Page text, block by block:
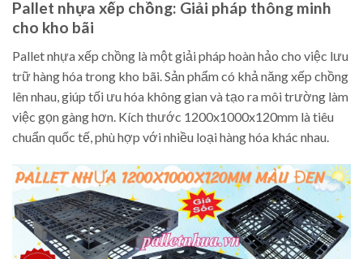
Pallet nhựa xếp chồng: Giải pháp thông minh
cho kho bãi
Pallet nhựa xếp chồng là một giải pháp hoàn hảo cho việc lưu
trữ hàng hóa trong kho bãi. Sản phẩm có khả năng xếp chồng
lên nhau, giúp tối ưu hóa không gian và tạo ra môi trường làm
việc gọn gàng hơn. Kích thước 1200x1000x120mm là tiêu
chuẩn quốc tế, phù hợp với nhiều loại hàng hóa khác nhau.